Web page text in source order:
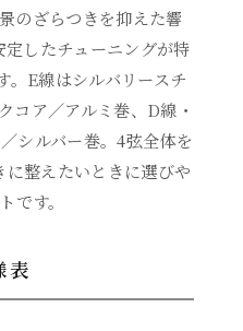
のざらつきを抑えた響
したチューニングが特
。E線はシルバリースチ
コア／アルミ巻、D線・
シルバー巻。4弦全体を
整えたいときに選びや
です。
表